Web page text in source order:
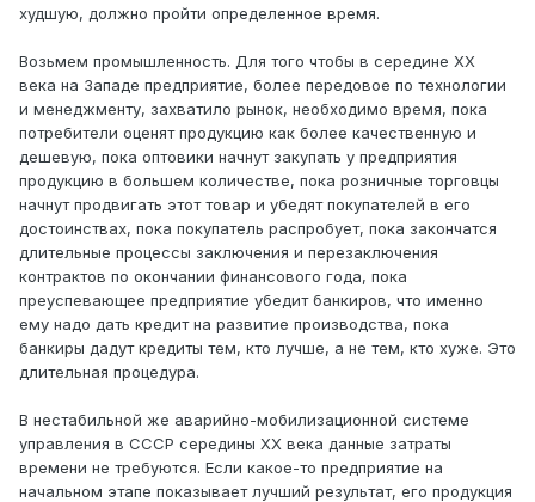
худшую, должно пройти определенное время.
Возьмем промышленность. Для того чтобы в середине XX
века на Западе предприятие, более передовое по технологии
и менеджменту, захватило рынок, необходимо время, пока
потребители оценят продукцию как более качественную и
дешевую, пока оптовики начнут закупать у предприятия
продукцию в большем количестве, пока розничные торговцы
начнут продвигать этот товар и убедят покупателей в его
достоинствах, пока покупатель распробует, пока закончатся
длительные процессы заключения и перезаключения
контрактов по окончании финансового года, пока
преуспевающее предприятие убедит банкиров, что именно
ему надо дать кредит на развитие производства, пока
банкиры дадут кредиты тем, кто лучше, а не тем, кто хуже. Это
длительная процедура.
В нестабильной же аварийно-мобилизационной системе
управления в СССР середины ХХ века данные затраты
времени не требуются. Если какое-то предприятие на
начальном этапе показывает лучший результат, его продукция